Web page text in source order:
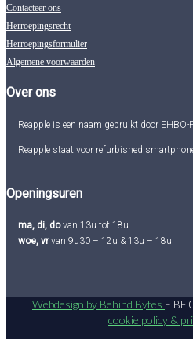
Contacteer ons
Herroepingsrecht
Herroepingsformulier
Algemene voorwaarden
Over ons
Reapple is een naam gebruikt door EHBO-
Reapple staat voor refurbished
Openingsuren
ma, di, dovan 13u tot 18u
woe, vrvan 9u30 – 12u & 13u – 18u
Webdesign by Behind Bytes – BE
cookie policy &